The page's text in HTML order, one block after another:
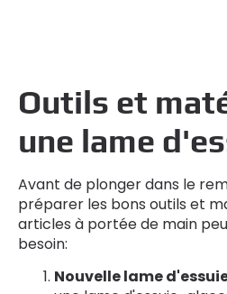
Outils et
une lame
Avant de plonger dans le
préparer les bons outils et
articles à portée de main
besoin:
Nouvelle lame